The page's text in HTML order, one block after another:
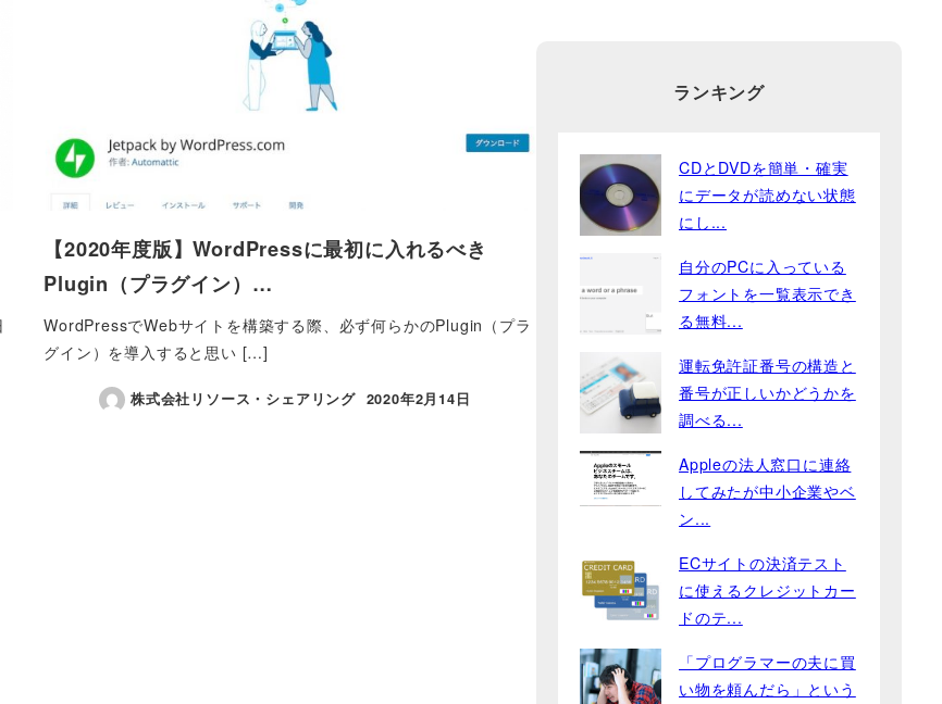
【2020年度版】WordPressに最初に入れるべき
Plugin（プラグイン）…
WordPressでWebサイトを構築する際、必ず何らかのPlugin（プラ
グイン）を導入すると思い […]
株式会社リソース・シェアリング
投稿日
2020年2月14日
ランキング
CDとDVDを簡単・確実
にデータが読めない状態
にし...
自分のPCに入っている
フォントを一覧表示でき
る無料...
運転免許証番号の構造と
番号が正しいかどうかを
調べる...
Appleの法人窓口に連絡
してみたが中小企業やベ
ン...
ECサイトの決済テスト
に使えるクレジットカー
ドのテ...
「プログラマーの夫に買
い物を頼んだら」という